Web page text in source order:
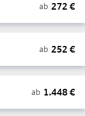
ab 272 €
ab 252 €
ab 1.448€